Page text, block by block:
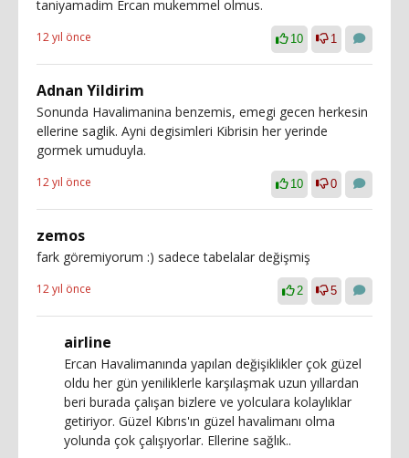
taniyamadim Ercan mukemmel olmus.
12 yıl önce 10 1
Adnan Yildirim
Sonunda Havalimanina benzemis, emegi gecen herkesin
ellerine saglik. Ayni degisimleri Kibrisin her yerinde
gormek umuduyla.
12 yıl önce 10 0
zemos
fark göremiyorum :) sadece tabelalar değişmiş
12 yıl önce 2 5
airline
Ercan Havalimanında yapılan değişiklikler çok güzel
oldu her gün yeniliklerle karşılaşmak uzun yıllardan
beri burada çalışan bizlere ve yolculara kolaylıklar
getiriyor. Güzel Kıbrıs'ın güzel havalimanı olma
yolunda çok çalışıyorlar. Ellerine sağlık..